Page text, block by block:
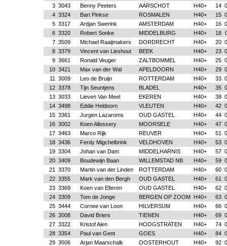
3 3043 Benny Peeters AARSCHOT H40+ 14
4 3324 Bart Pinkse ROSMALEN H40+ 15
5 3317 Ardjan Swerink AMSTERDAM H40+ 16
6 3320 Robert Sonke MIDDELBURG H40+ 18
7 3509 Michael Raaijmakers DORDRECHT H40+ 20
8 3379 Vincent van Lieshout BEEK H40+ 23
9 3661 Ronald Veuger ZALTBOMMEL H40+ 25
10 3421 Max van der Wal APELDOORN H40+ 29
11
3009 Leo de Bruijn ROTTERDAM H40+ 33
12 3378 Tijn Seuntjens BLADEL H40+ 35
13 3033 Lieven Van Meel EKEREN H40+ 38
14 3498 Eddie Heldoorn VLEUTEN H40+ 42
15 3361 Jurgen Lazaroms OUD GASTEL H40+ 44
16 3002 Koen Allossery MOORSELE H40+ 47
17 3463 Marco Rijk REUVER H40+ 51
18 3436 Ferdy Migchelbrink VELDHOVEN H40+ 53
19 3304 Johan van Dam MIDDELHARNIS H40+ 57
20 3409 Boudewijn Baan WILLEMSTAD NB H40+ 59
21
3370 Martin van der Linden ROTTERDAM H40+ 60
22 3355 Mark van den Bergh OUD GASTEL H40+ 61
23 3369 Koen van Elteren OUD GASTEL H40+ 62
24 3309 Tom de Jonge BERGEN OP ZOOM H40+ 63
25 3444 Cornee van Loon HILVERSUM H40+ 66
26 3008 David Briers TIENEN H40+ 69
27 3322 Kristof Alen HOOGSTRATEN H40+ 74
28 3354 Paul van Gent GOES H40+ 84
29 3506 Arjan Maarschalk OOSTERHOUT H40+ 92